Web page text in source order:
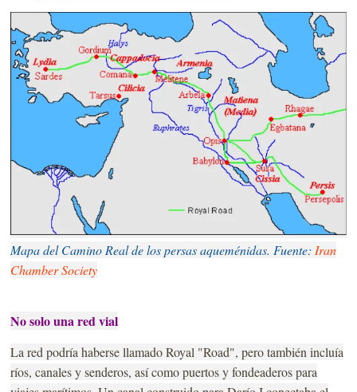
Mapa del Camino Real de los persas aqueménidas. Fuente:Iran
Chamber Society
No solo una red vial
La red podría haberse llamado Royal "Road", pero también incluía
ríos, canales y senderos, así como puertos y fondeaderos para